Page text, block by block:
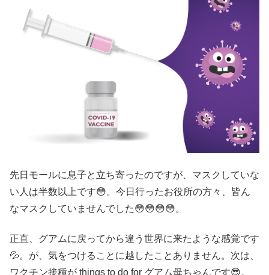
先日モールに息子と立ち寄ったのですが、マスクしていな
い人は半数以上です😳。今日行ったお役所の方々、皆ん
なマスクしていませんでした😳😳😳😳。
正直、グアムに戻ってから違う世界に来たような感覚です
💦。が、気をつけることに越したことありません。次は、
ワクチン接種が things to do for グアム母ちゃんです😎。